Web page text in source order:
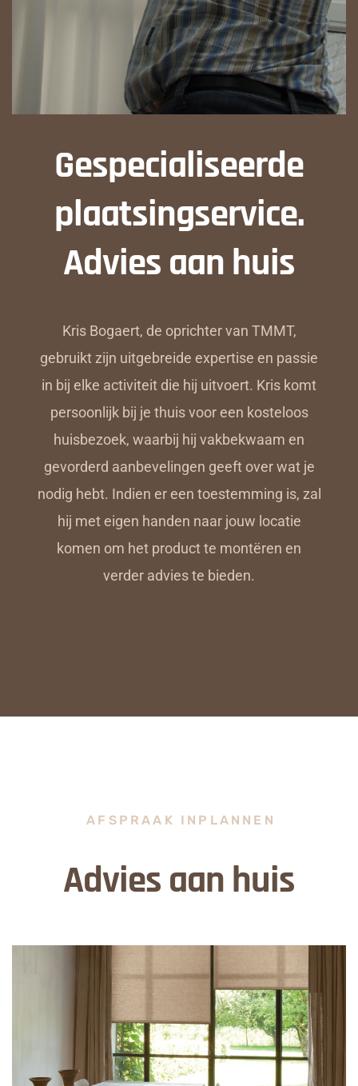
Gespecialiseerde
plaatsingservice.
Advies aan huis
Kris Bogaert, de oprichter van TMMT,
gebruikt zijn uitgebreide expertise en passie
in bij elke activiteit die hij uitvoert. Kris komt
persoonlijk bij je thuis voor een kosteloos
huisbezoek, waarbij hij vakbekwaam en
gevorderd aanbevelingen geeft over wat je
nodig hebt. Indien er een toestemming is, zal
hij met eigen handen naar jouw locatie
komen om het product te montëren en
verder advies te bieden.
AFSPRAAK INPLANNEN
Advies aan huis